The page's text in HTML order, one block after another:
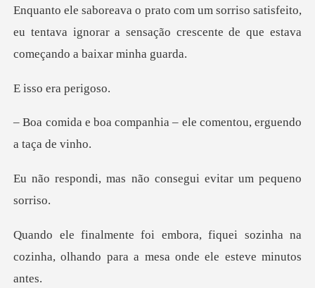
tisfeito,
eu tentava ignorar a sensação crescent
era per
anhia – ele comentou, e
não consegui evitar
uei sozinha na
cozinha, olhando para